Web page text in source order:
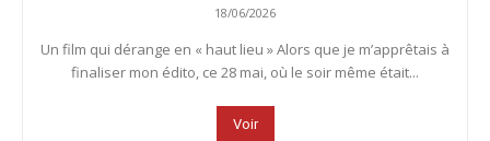
18/06/2026
Un film qui dérange en « haut lieu » Alors que je m’apprêtais à
finaliser mon édito, ce 28 mai, où le soir même était...
Voir